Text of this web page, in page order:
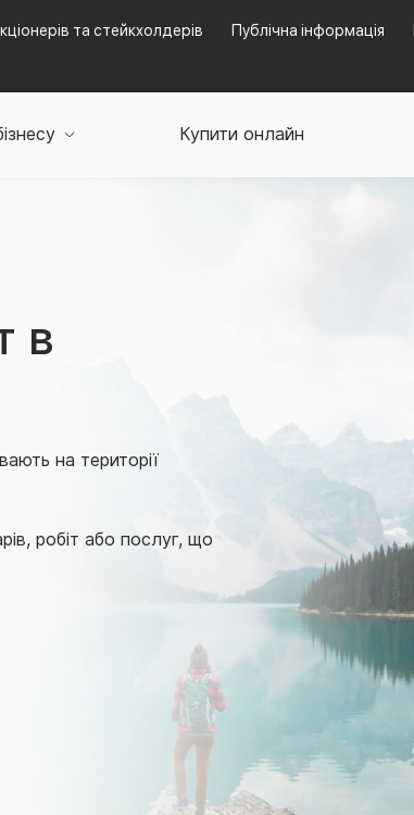
та стейкхолдерів Публічна інформація
Купити онлайн
в
на території
робіт або послуг, що